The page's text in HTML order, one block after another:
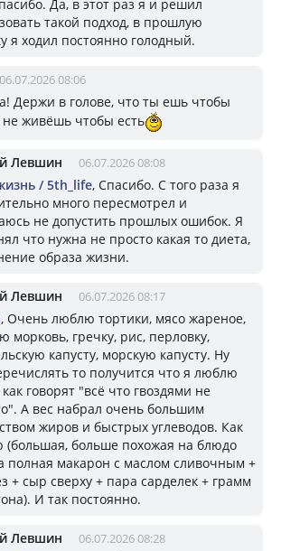
Да, в этот раз я и решил
такой подход, в прошлую
я ходил постоянно голодный.
06.07.2026 08:06
Держи в голове, что ты ешь чтобы
не живёшь чтобы есть
Левшин 06.07.2026 08:08
/ 5th_life, Спасибо. С того раза я
много пересмотрел и
не допустить прошлых ошибок. Я
что нужна не просто какая то диета,
образа жизни.
Левшин 06.07.2026 08:17
, Очень люблю тортики, мясо жареное,
морковь, гречку, рис, перловку,
капусту, морскую капусту. Ну
то получится что я люблю
говорят "всё что гвоздями не
А вес набрал очень большим
жиров и быстрых углеводов. Как
(большая, больше похожая на блюдо
полная макарон с маслом сливочным +
+ сыр сверху + пара сарделек + грамм
И так постоянно.
Левшин 06.07.2026 08:28